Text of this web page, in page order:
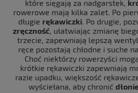
które sięgają za nadgarstek,
rowerowe mają kilka zalet. Po
długie rękawiczki. Po drugie,
zręczność, ułatwiając zmianę
trzecie, zapewniają lepszą
ręce pozostają chłodne i suche
Choć niektórzy rowerzyści
krótkie rękawiczki zapewniają
razie upadku, większość
wyściełana, aby chronić